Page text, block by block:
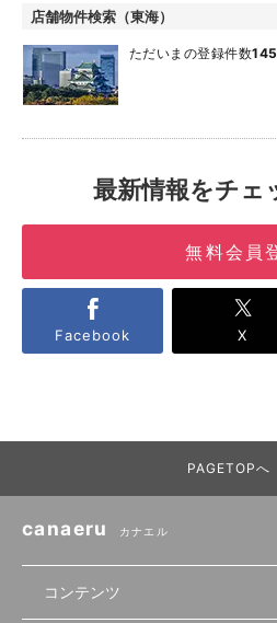
店舗物件検索（東海）
ただいまの登録件数145
最新情報をチェ
無料会員
Facebook X
PAGETOPへ
canaeru カナエル
コンテンツ